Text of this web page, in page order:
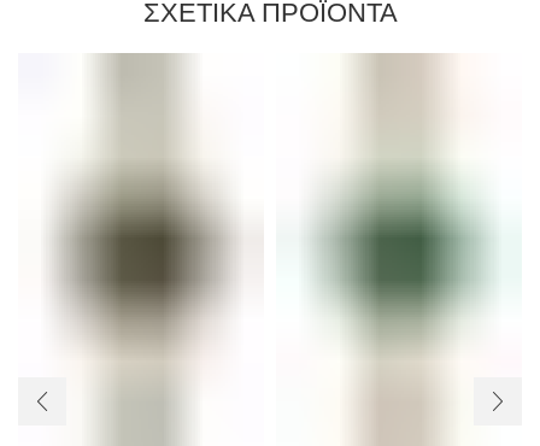
ΣΧΕΤΙΚΑ ΠΡΟΪΟΝΤΑ